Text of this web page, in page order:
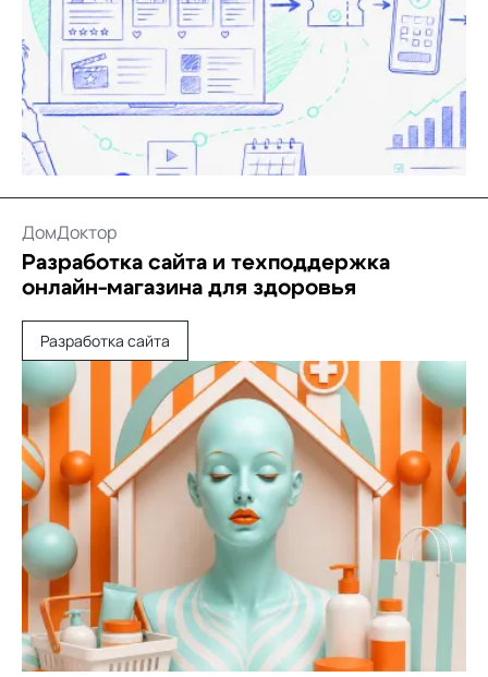
ДомДоктор
Разработка сайта и техподдержка
онлайн-магазина для здоровья
Разработка сайта